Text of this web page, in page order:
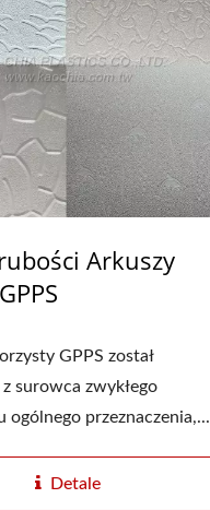
Arkuszy
GPPS został
surowca zwykłego
ogólnego przeznaczenia,...
Detale
Płyta Akrylowa